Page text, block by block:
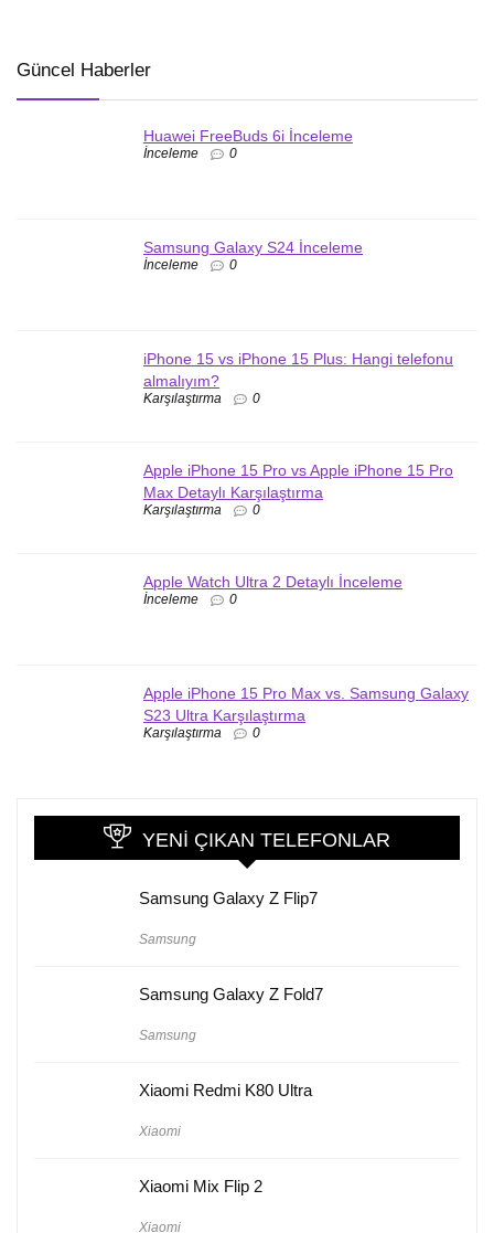
Güncel Haberler
Huawei FreeBuds 6i İnceleme
İnceleme 0
Samsung Galaxy S24 İnceleme
İnceleme 0
iPhone 15 vs iPhone 15 Plus: Hangi telefonu
almalıyım?
Karşılaştırma 0
Apple iPhone 15 Pro vs Apple iPhone 15 Pro
Max Detaylı Karşılaştırma
Karşılaştırma 0
Apple Watch Ultra 2 Detaylı İnceleme
İnceleme 0
Apple iPhone 15 Pro Max vs. Samsung Galaxy
S23 Ultra Karşılaştırma
Karşılaştırma 0
YENI ÇIKAN TELEFONLAR
Samsung Galaxy Z Flip7
Samsung
Samsung Galaxy Z Fold7
Samsung
Xiaomi Redmi K80 Ultra
Xiaomi
Xiaomi Mix Flip 2
Xiaomi